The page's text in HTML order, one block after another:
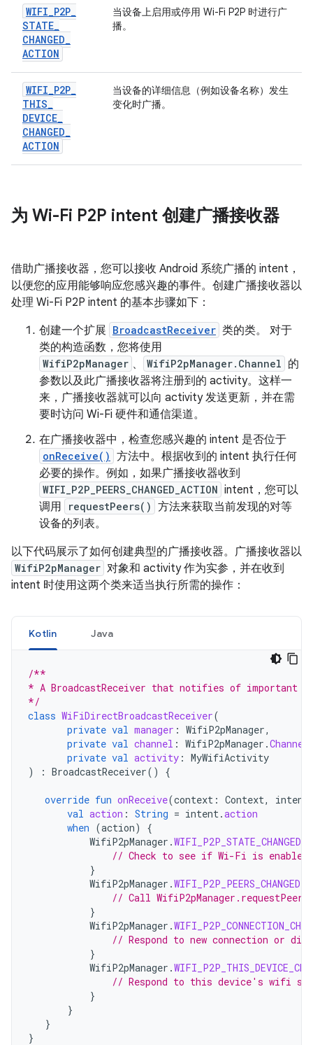
WIFI_P2P_
STATE_
CHANGED_
ACTION
当设备上启用或停用 Wi-Fi P2P 时进行广
播。
WIFI_P2P_
THIS_
DEVICE_
CHANGED_
ACTION
当设备的详细信息（例如设备名称）发生
变化时广播。
为 Wi-Fi P2P intent 创建广播接收器
借助广播接收器，您可以接收 Android 系统广播的 intent，
以便您的应用能够响应您感兴趣的事件。创建广播接收器以
处理 Wi-Fi P2P intent 的基本步骤如下：
创建一个扩展 BroadcastReceiver 类的类。 对于
类的构造函数，您将使用
WifiP2pManager 、 WifiP2pManager.Channel 的
参数以及此广播接收器将注册到的 activity。这样一
来，广播接收器就可以向 activity 发送更新，并在需
要时访问 Wi-Fi 硬件和通信渠道。
在广播接收器中，检查您感兴趣的 intent 是否位于
onReceive() 方法中。根据收到的 intent 执行任何
必要的操作。例如，如果广播接收器收到
WIFI_P2P_PEERS_CHANGED_ACTION intent，您可以
调用
requestPeers() 方法来获取当前发现的对等
设备的列表。
以下代码展示了如何创建典型的广播接收器。广播接收器以
WifiP2pManager 对象和 activity 作为实参，并在收到
intent 时使用这两个类来适当执行所需的操作：
Kotlin Java
/**
* A BroadcastReceiver that notifies of important
*/
class WiFiDirectBroadcastReceiver(
private val manager : WifiP2pManager,
private val channel : WifiP2pManager .Channel
private val activity : MyWifiActivity
)
: BroadcastReceiver() {
override fun onReceive(context : Context, intent
val action : String = intent.action
when (action)
{
WifiP2pManager .
// Check to see if Wi-Fi is
}
WifiP2pManager .
// Call
}
WifiP2pManager .
// Respond to new connection or
}
WifiP2pManager .
// Respond to this device's wifi
}
}
}
}